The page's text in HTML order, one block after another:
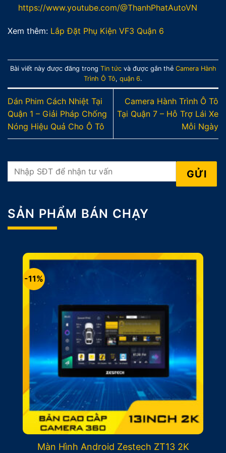
https://www.youtube.com/@ThanhPhatAutoVN
Xem thêm: Lắp Đặt Phụ Kiện VF3 Quận 6
Bài viết này được đăng trong Tin tứcvà được gắn thẻ Camera Hành
Trình Ô Tô, quận 6.
Dán Phim Cách Nhiệt Tại
Quận 1 – Giải Pháp Chống
Nóng Hiệu Quả Cho Ô Tô
Camera Hành Trình Ô Tô
Tại Quận 7 – Hỗ Trợ Lái Xe
Mỗi Ngày
SẢN PHẨM BÁN CHẠY
-11%
Màn Hình Android Zestech ZT13 2K